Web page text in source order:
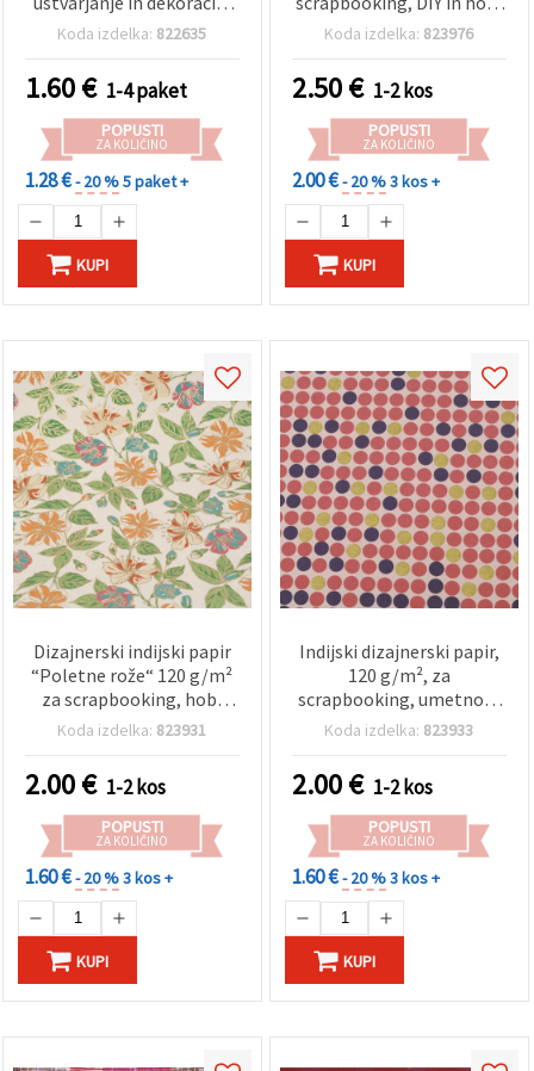
50 x 65 cm, 10 listov
Koda izdelka: 822635
1.60€ 1-4 paket
POPUSTI
ZA KOLIČINO
1.28 €- 20 %5 paket +
KUPI
ustvarjanje, cvetlični
Koda izdelka: 823976
2.50€ 1-2 kos
POPUSTI
ZA KOLIČINO
2.00 €- 20 %3 kos +
KUPI
Dizajnerski indijski papir
“Poletne rože“ 120 g/m²
za scrapbooking, hobi
ustvarjanje in ročna dela,
Koda izdelka: 823931
2.00€ 1-2 kos
POPUSTI
ZA KOLIČINO
1.60 €- 20 %3 kos +
KUPI
Indijski dizajnerski papir,
120 g/m², za
scrapbooking, umetnost
in ustvarjanje, 56x76 cm,
vijolična, vzorec HP05
Koda izdelka: 823933
2.00€ 1-2 kos
POPUSTI
ZA KOLIČINO
1.60 €- 20 %3 kos +
KUPI